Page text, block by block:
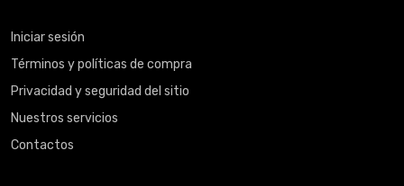
Iniciar sesión
Términos y políticas de compra
Privacidad y seguridad del sitio
Nuestros servicios
Contactos